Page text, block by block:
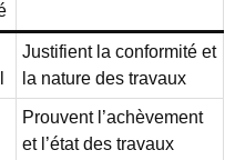
Justifient la conformité et
la nature des travaux
Prouvent l’achèvement
et l’état des travaux